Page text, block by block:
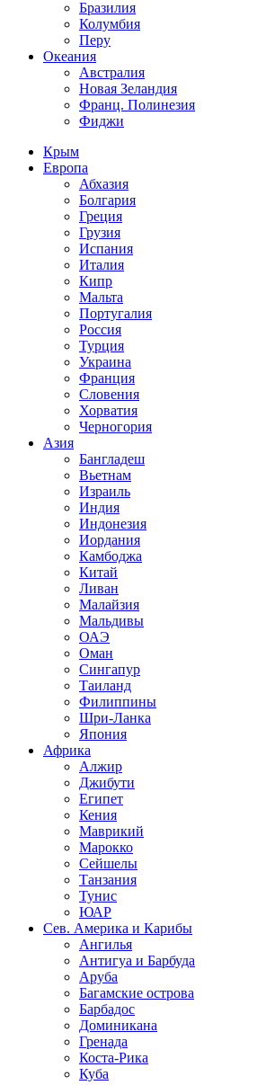
Бразилия
Колумбия
Перу
Океания
Австралия
Новая Зеландия
Франц. Полинезия
Фиджи
Крым
Европа
Абхазия
Болгария
Греция
Грузия
Испания
Италия
Кипр
Мальта
Португалия
Россия
Турция
Украина
Франция
Словения
Хорватия
Черногория
Азия
Бангладеш
Вьетнам
Израиль
Индия
Индонезия
Иордания
Камбоджа
Китай
Ливан
Малайзия
Мальдивы
ОАЭ
Оман
Сингапур
Таиланд
Филиппины
Шри-Ланка
Япония
Африка
Алжир
Джибути
Египет
Кения
Маврикий
Марокко
Сейшелы
Танзания
Тунис
ЮАР
Сев. Америка и Карибы
Ангилья
Антигуа и Барбуда
Аруба
Багамские острова
Барбадос
Доминикана
Гренада
Коста-Рика
Куба